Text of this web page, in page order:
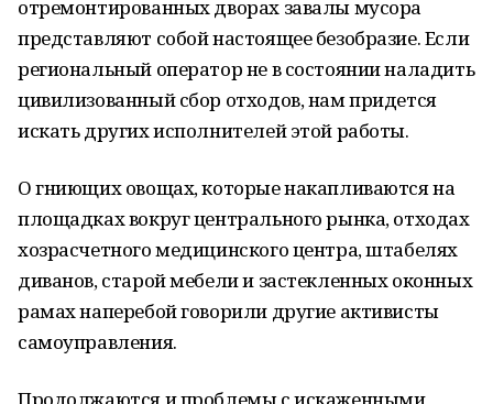
отремонтированных дворах завалы мусора
представляют собой настоящее безобразие. Если
региональный оператор не в состоянии наладить
цивилизованный сбор отходов, нам придется
искать других исполнителей этой работы.
О гниющих овощах, которые накапливаются на
площадках вокруг центрального рынка, отходах
хозрасчетного медицинского центра, штабелях
диванов, старой мебели и застекленных оконных
рамах наперебой говорили другие активисты
самоуправления.